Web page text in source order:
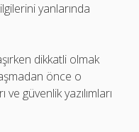
yanlarında
dikkatli olmak
önce o
güvenlik yazılımları